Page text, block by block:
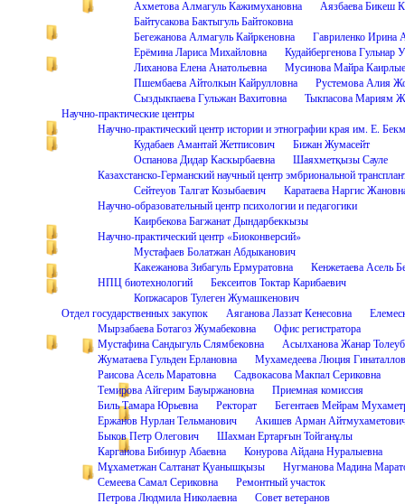
Ахметова Алмагуль Кажимухановна
Аязбаева Бикеш
Байтусакова Бактыгуль Байтоковна
Бегежанова Алмагуль Кайркеновна
Гавриленко Ирина
Ерёмина Лариса Михайловна
Кудайбергенова Гульнар
Лиханова Елена Анатольевна
Мусинова Майра
Пшембаева Айтолкын Кайрулловна
Рустемова Алия
Сыздыкпаева Гульжан Вахитовна
Тыкпасова Мариям
Научно-практические центры
Научно-практический центр истории и этнографии края им. Е.
Кудабаев Амантай Жетписович
Бижан Жумасейт
Оспанова Дидар Каскырбаевна
Шаяхметқызы Сауле
Казахстанско-Германский научный центр эмбриональной
Сейтеуов Талгат Козыбаевич
Каратаева Наргис
Научно-образовательный центр психологии и педагогики
Каирбекова Багжанат Дындарбеккызы
Научно-практический центр «Биоконверсий»
Мустафаев Болатжан Абдыканович
Какежанова Зибагуль Ермуратовна
Кенжетаева Асель
НПЦ биотехнологий
Бексеитов Токтар Карибаевич
Копжасаров Тулеген Жумашкенович
Отдел государственных закупок
Аяганова Лаззат Кенесовна
Мырзабаева Ботагоз Жумабековна
Офис регистратора
Мустафина Сандыгуль Слямбековна
Асылханова Жанар
Жуматаева Гульден Ерлановна
Мухамедеева Люция
Раисова Асель Маратовна
Садвокасова Макпал Сериковна
Темирова Айгерим Бауыржановна
Приемная комиссия
Биль Тамара Юрьевна
Ректорат
Бегентаев Мейрам
Ержанов Нурлан Тельманович
Акишев Арман
Быков Петр Олегович
Шахман Ертарғын Тойганұлы
Карганова Бибинур Абаевна
Конурова Айдана Нуралыевна
Мұхаметжан Салтанат Қуанышқызы
Нугманова Мадина
Семеева Самал Сериковна
Ремонтный участок
Петрова Людмила Николаевна
Совет ветеранов